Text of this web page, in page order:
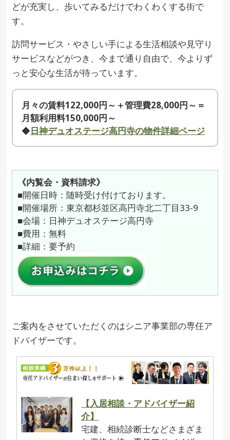
どが充実し、歩いてみるだけでわくわくする街で
す。
訪問サービス・やさしい手による生活相談や見守り
サービスなどがつき、今まで通り自由で、今よりず
っと安心な生活が待っています。
月々の賃料122,000円～＋管理費28,000円～＝
月額利用料150,000円～
◆日神デュオステージ高円寺の物件詳細ページ
《内覧会・資料請求》
■開催日時：随時受け付けております。
■開催場所：東京都杉並区高円寺北二丁目33-9
■会場：日神デュオステージ高円寺
■費用：無料
■詳細：要予約
ご案内をさせていただくのはシニア事業部の専任ア
ドバイザーです。
【入居相談・アドバイザー紹
介】
宅建、相続診断士などさまざま